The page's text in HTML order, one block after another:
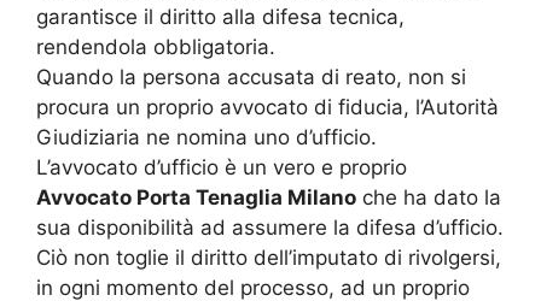
garantisce il diritto alla difesa tecnica,
rendendola obbligatoria.
Quando la persona accusata di reato, non si
procura un proprio avvocato di fiducia, l’Autorità
Giudiziaria ne nomina uno d’ufficio.
L’avvocato d’ufficio è un vero e proprio
Avvocato Porta Tenaglia Milano che ha dato la
sua disponibilità ad assumere la difesa d’ufficio.
Ciò non toglie il diritto dell’imputato di rivolgersi,
in ogni momento del processo, ad un proprio